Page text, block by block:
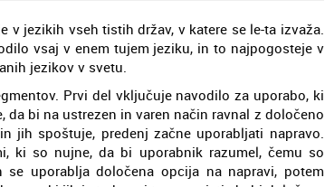
jezikih vseh tistih držav, v katere se le-ta izvaža.
vsaj v enem tujem jeziku, in to najpogosteje v
jezikov v svetu.
Prvi del vključuje navodilo za uporabo, ki
bi na ustrezen in varen način ravnal z določeno
jih spoštuje, predenj začne uporabljati napravo.
ki so nujne, da bi uporabnik razumel, čemu so
uporablja določena opcija na napravi, potem